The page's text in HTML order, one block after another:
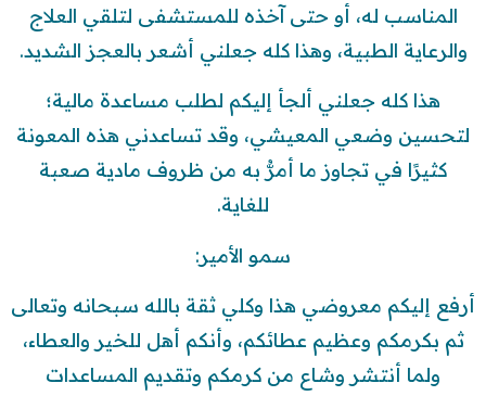
المناسب له، أو حتى آخذه للمستشفى لتلقي العلاج
والرعاية الطبية، وهذا كله جعلني أشعر بالعجز الشديد.
هذا كله جعلني ألجأ إليكم لطلب مساعدة مالية؛
لتحسين وضعي المعيشي، وقد تساعدني هذه المعونة
كثيرًا في تجاوز ما أمرُّ به من ظروف مادية صعبة
للغاية.
سمو الأمير:
أرفع إليكم معروضي هذا وكلي ثقة بالله سبحانه وتعالى
ثم بكرمكم وعظيم عطائكم، وأنكم أهل للخير والعطاء،
ولما أنتشر وشاع من كرمكم وتقديم المساعدات